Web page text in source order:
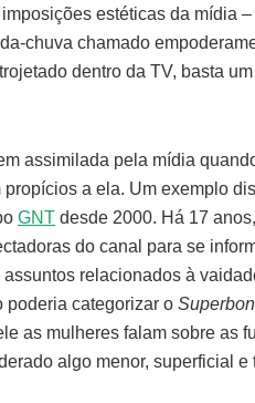
estéticas da mídia
chuva chamado
dentro da TV, basta
assimilada pela mídia
a ela. Um exemplo
GNT desde 2000. Há 17
do canal para se
relacionados à
poderia categorizar o
as mulheres falam sobre as
algo menor, superficial e